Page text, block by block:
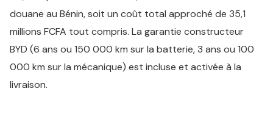
douane au Bénin, soit un coût total approché de 35,1
millions FCFA tout compris. La garantie constructeur
BYD (6 ans ou 150 000 km sur la batterie, 3 ans ou 100
000 km sur la mécanique) est incluse et activée à la
livraison.